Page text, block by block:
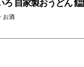
ろ 自家製おうどん
お酒